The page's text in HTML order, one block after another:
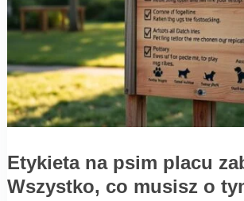
Etykieta na psim placu
Wszystko, co musisz o